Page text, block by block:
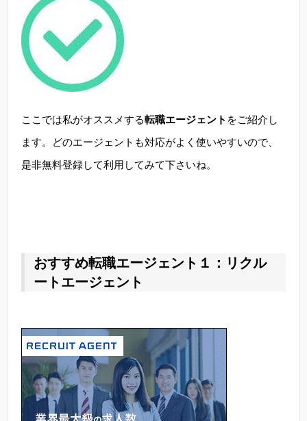
ここでは私がオススメする転職エージェント をご紹介し
ます。どのエージェントも対応がよく使いやすいので、
是非無料登録して利用してみて下さいね。
おすすめ転職エージェント１：リクル
ートエージェント